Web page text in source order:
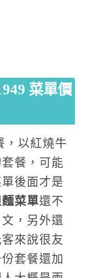
菜單價
，以紅燒牛
餐，可能
後面才是
菜單還不
，另外還
來說很友
套餐還加